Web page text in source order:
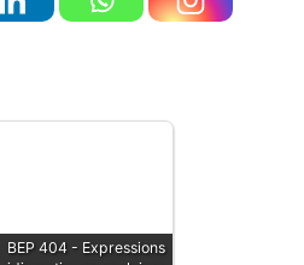
BEP 404 - Expressions